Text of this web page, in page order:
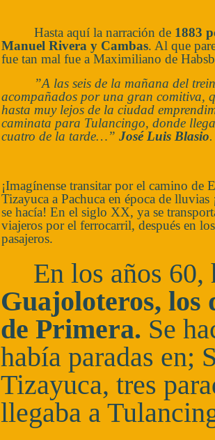
Hasta aquí la narración de 1883
Manuel Rivera y Cambas. Al que
fue tan mal fue a Maximiliano de
”A las seis de la mañana del
acompañados por una gran comitiva,
hasta muy lejos de la ciudad
caminata para Tulancingo, donde
cuatro de la tarde…” José Luis Blasio.
¡Imagínense transitar por el camino de
Tizayuca a Pachuca en época de lluvias
se hacía! En el siglo XX, ya se
viajeros por el ferrocarril, después en
pasajeros.
En los años
Guajoloteros, los
de Primera. Se
había paradas en;
Tizayuca, tres
llegaba a